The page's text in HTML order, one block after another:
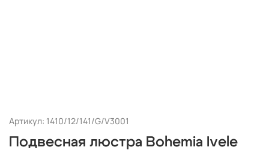
Артикул: 1410/12/141/G/V3001
Подвесная люстра Bohemia Ivele